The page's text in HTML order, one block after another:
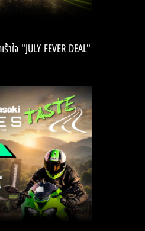
ใจ "JULY FEVER DEAL"